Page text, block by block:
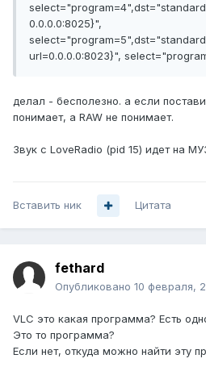
0.0.0.0:8025}",
url=0.0.0.0:8023}",
делал - бесполезно. а если
понимает, а RAW не понимает.
Звук с LoveRadio (pid 15) идет на
Вставить ник Цитата
fethard
Опубликовано 10 февраля,
VLC это какая программа? Есть
Это то программа?
Если нет, откуда можно найти эту